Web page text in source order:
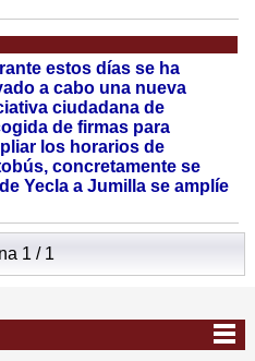
estos días se ha
a cabo una nueva
ciudadana de
de firmas para
los horarios de
concretamente se
Yecla a Jumilla se amplíe
1 / 1